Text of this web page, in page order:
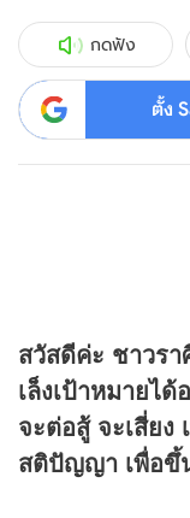
กดฟัง
ตั้ง
สวัสดีค่ะ ชาวร
เล็งเป้าหมายไ
จะต่อสู้ จะเสี่ย
สติปัญญา เพื่อขึ้